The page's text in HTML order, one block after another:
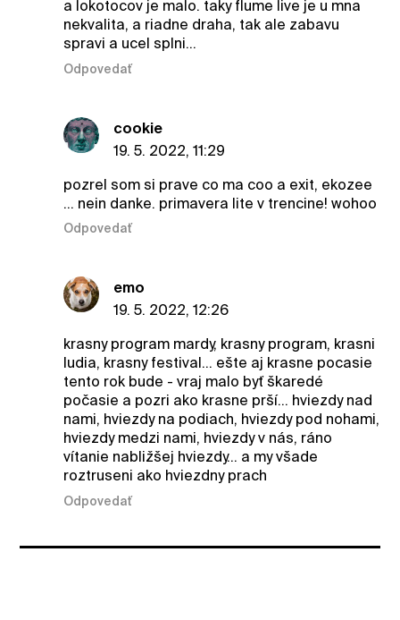
a lokotocov je malo. taky flume live je u mna
nekvalita, a riadne draha, tak ale zabavu
spravi a ucel splni...
Odpovedať
cookie
19. 5. 2022, 11:29
pozrel som si prave co ma coo a exit, ekozee
... nein danke. primavera lite v trencine! wohoo
Odpovedať
emo
19. 5. 2022, 12:26
krasny program mardy, krasny program, krasni
ludia, krasny festival... ešte aj krasne pocasie
tento rok bude - vraj malo byť škaredé
počasie a pozri ako krasne prší... hviezdy nad
nami, hviezdy na podiach, hviezdy pod nohami,
hviezdy medzi nami, hviezdy v nás, ráno
vítanie nabližšej hviezdy... a my všade
roztruseni ako hviezdny prach
Odpovedať